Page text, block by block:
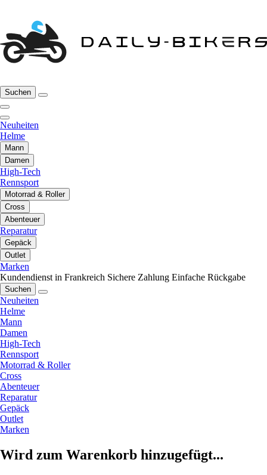
Suchen
Neuheiten
Helme
Mann
Damen
High-Tech
Rennsport
Motorrad & Roller
Cross
Abenteuer
Reparatur
Gepäck
Outlet
Marken
Kundendienst in Frankreich Sichere Zahlung Einfache Rückgabe
Suchen
Neuheiten
Helme
Mann
Damen
High-Tech
Rennsport
Motorrad & Roller
Cross
Abenteuer
Reparatur
Gepäck
Outlet
Marken
Wird zum Warenkorb hinzugefügt...